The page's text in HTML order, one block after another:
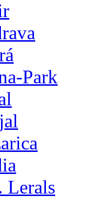
Park
Lerals